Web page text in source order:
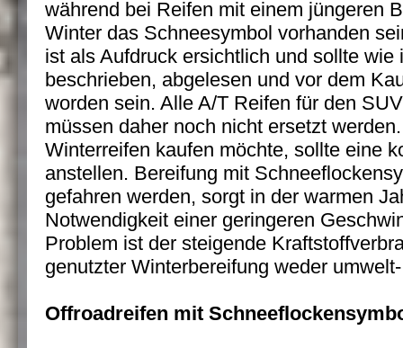
während bei Reifen mit einem jüngeren
Winter das Schneesymbol vorhanden
ist als Aufdruck ersichtlich und sollte
beschrieben, abgelesen und vor dem
worden sein. Alle A/T Reifen für den
müssen daher noch nicht ersetzt
Winterreifen kaufen möchte, sollte eine
anstellen. Bereifung mit
gefahren werden, sorgt in der warmen
Notwendigkeit einer geringeren
Problem ist der steigende
genutzter Winterbereifung weder
Offroadreifen mit